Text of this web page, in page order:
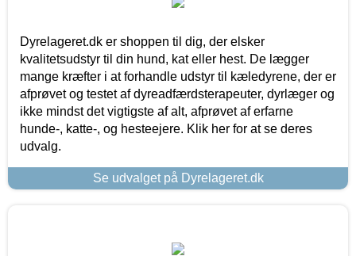
Dyrelageret.dk er shoppen til dig, der elsker
kvalitetsudstyr til din hund, kat eller hest. De lægger
mange kræfter i at forhandle udstyr til kæledyrene, der er
afprøvet og testet af dyreadfærdsterapeuter, dyrlæger og
ikke mindst det vigtigste af alt, afprøvet af erfarne
hunde-, katte-, og hesteejere. Klik her for at se deres
udvalg.
Se udvalget på Dyrelageret.dk